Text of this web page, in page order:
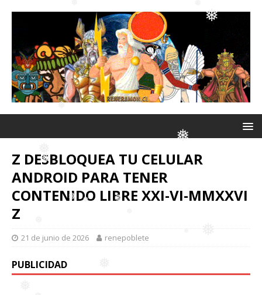
❅
❅
❅
❅❅ ❅
❅
❅
❅
❅
❅
❅
❅
Z DESBLOQUEA TU CELULAR
ANDROID PARA TENER
CONTENIDO LIBRE XXI-VI-MMXXVI
Z
21 de junio de 2026 renepoblete
PUBLICIDAD